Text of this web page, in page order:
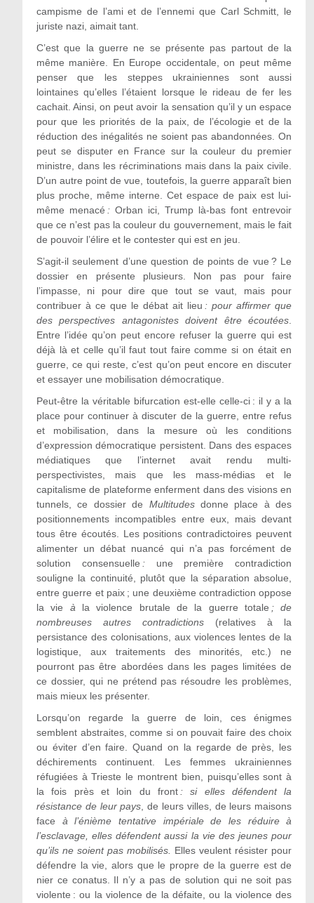
campisme de l’ami et de l’ennemi que Carl Schmitt, le
juriste nazi, aimait tant.
C’est que la guerre ne se présente pas partout de la
même manière. En Europe occidentale, on peut même
penser que les steppes ukrainiennes sont aussi
lointaines qu’elles l’étaient lorsque le rideau de fer les
cachait. Ainsi, on peut avoir la sensation qu’il y un espace
pour que les priorités de la paix, de l’écologie et de la
réduction des inégalités ne soient pas abandonnées. On
peut se disputer en France sur la couleur du premier
ministre, dans les récriminations mais dans la paix civile.
D’un autre point de vue, toutefois, la guerre apparaît bien
plus proche, même interne. Cet espace de paix est lui-
même menacé : Orban ici, Trump là-bas font entrevoir
que ce n’est pas la couleur du gouvernement, mais le fait
de pouvoir l’élire et le contester qui est en jeu.
S’agit-il seulement d’une question de points de vue ? Le
dossier en présente plusieurs. Non pas pour faire
l’impasse, ni pour dire que tout se vaut, mais pour
contribuer à ce que le débat ait lieu : pour affirmer que
des perspectives antagonistes doivent être écoutées.
Entre l’idée qu’on peut encore refuser la guerre qui est
déjà là et celle qu’il faut tout faire comme si on était en
guerre, ce qui reste, c’est qu’on peut encore en discuter
et essayer une mobilisation démocratique.
Peut-être la véritable bifurcation est-elle celle-ci : il y a la
place pour continuer à discuter de la guerre, entre refus
et mobilisation, dans la mesure où les conditions
d’expression démocratique persistent. Dans des espaces
médiatiques que l’internet avait rendu multi-
perspectivistes, mais que les mass-médias et le
capitalisme de plateforme enferment dans des visions en
tunnels, ce dossier de Multitudesdonne place à des
positionnements incompatibles entre eux, mais devant
tous être écoutés. Les positions contradictoires peuvent
alimenter un débat nuancé qui n’a pas forcément de
solution consensuelle : une première contradiction
souligne la continuité, plutôt que la séparation absolue,
entre guerre et paix ; une deuxième contradiction oppose
la vie àla violence brutale de la guerre totale ; de
nombreuses autres contradictions (relatives à la
persistance des colonisations, aux violences lentes de la
logistique, aux traitements des minorités, etc.) ne
pourront pas être abordées dans les pages limitées de
ce dossier, qui ne prétend pas résoudre les problèmes,
mais mieux les présenter.
Lorsqu’on regarde la guerre de loin, ces énigmes
semblent abstraites, comme si on pouvait faire des choix
ou éviter d’en faire. Quand on la regarde de près, les
déchirements continuent. Les femmes ukrainiennes
réfugiées à Trieste le montrent bien, puisqu’elles sont à
la fois près et loin du front: si elles défendent la
résistance de leur pays, de leurs villes, de leurs maisons
face à l’énième tentative impériale de les réduire à
l’esclavage, elles défendent aussi la vie des jeunes pour
qu’ils ne soient pas mobilisés. Elles veulent résister pour
défendre la vie, alors que le propre de la guerre est de
nier ce conatus. Il n’y a pas de solution qui ne soit pas
violente : ou la violence de la défaite, ou la violence des